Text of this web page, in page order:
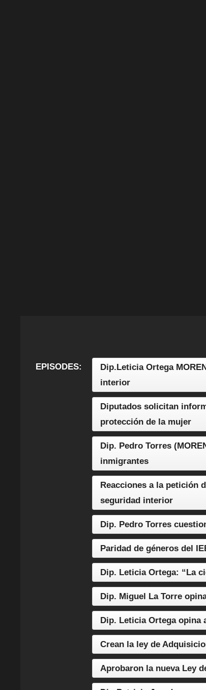
EPISODES:
Dip.Leticia Ortega
interior
Diputados solicitan
protección de la mujer
Dip. Pedro Torres
inmigrantes
Reacciones a la petición
seguridad interior
Dip. Pedro Torres
Paridad de géneros del
Dip. Leticia Ortega: “La
Dip. Miguel La Torre
Dip. Leticia Ortega opina
Crean la ley de
Aprobaron la nueva Ley